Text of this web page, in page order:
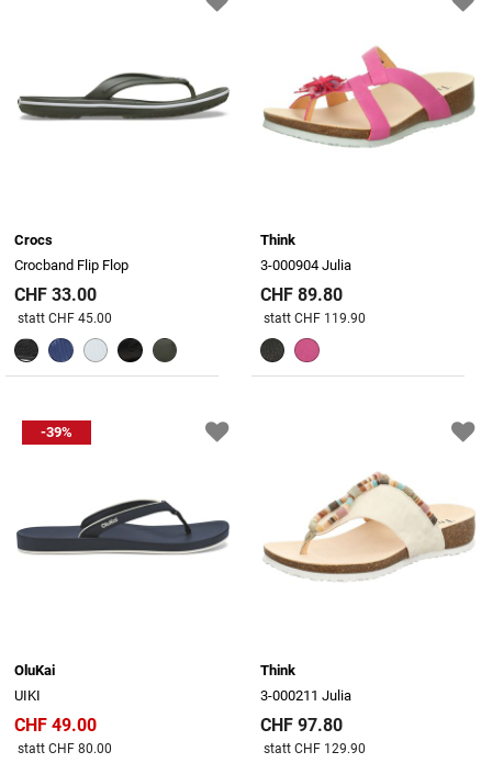
Crocs
Crocband Flip Flop
CHF 33.00
Preis reduziert von
statt CHF 45.00
Think
3-000904 Julia
CHF 89.80
Preis reduziert von
statt CHF 119.90
-39%
OluKai
UIKI
CHF 49.00
Preis reduziert von
statt CHF 80.00
Think
3-000211 Julia
CHF 97.80
Preis reduziert von
statt CHF 129.90